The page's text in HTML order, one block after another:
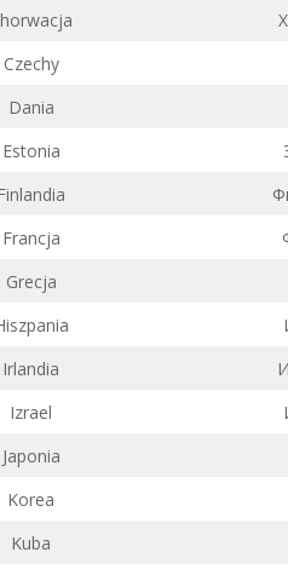
Czechy
Dania
Estonia
Francja
Grecja
Irlandia
Izrael
Japonia
Korea
Kuba